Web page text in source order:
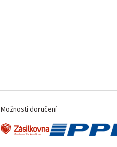
Možnosti doručení